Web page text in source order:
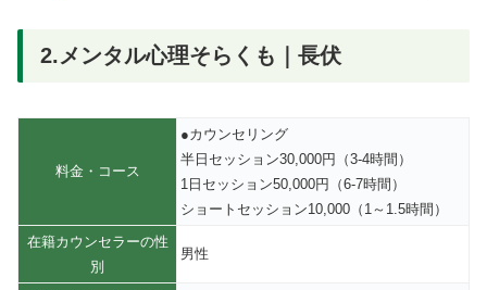
2.メンタル心理そらくも｜長伏
料金・コース
●カウンセリング
半日セッション30,000円（3-4時間）
1日セッション50,000円（6-7時間）
ショートセッション10,000（1～1.5時間）
在籍カウンセラーの性
別
男性